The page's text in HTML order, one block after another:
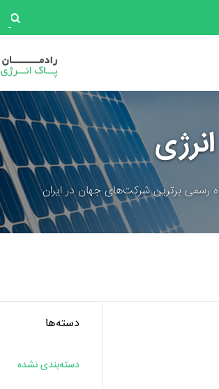
رسمی برترین شرکت‌های جهان در ایران
دسته‌ها
دسته‌بندی نشده